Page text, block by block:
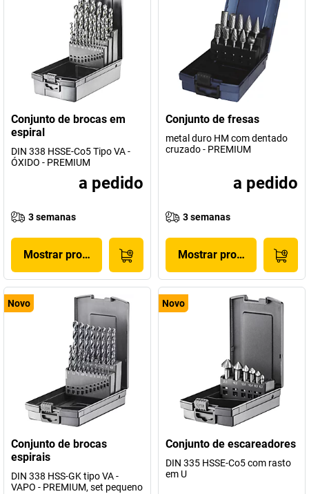
Conjunto de brocas em
espiral
DIN 338 HSSE-Co5 Tipo VA -
ÓXIDO - PREMIUM
a pedido
3 semanas
Mostrar produto
Conjunto de fresas
metal duro HM com dentado
cruzado - PREMIUM
a pedido
3 semanas
Mostrar produto
Novo
Conjunto de brocas
espirais
DIN 338 HSS-GK tipo VA -
VAPO - PREMIUM, set pequeno
Novo
Conjunto de escareadores
DIN 335 HSSE-Co5 com rasto
em U